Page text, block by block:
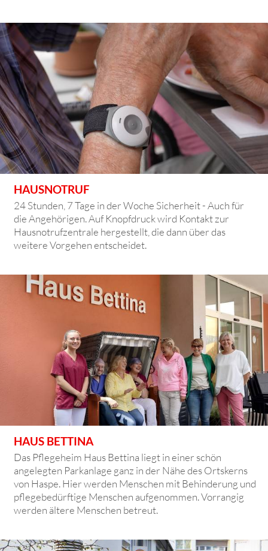
HAUSNOTRUF
24 Stunden, 7 Tage in der Woche Sicherheit - Auch für
die Angehörigen. Auf Knopfdruck wird Kontakt zur
Hausnotrufzentrale hergestellt, die dann über das
weitere Vorgehen entscheidet.
HAUS BETTINA
Das Pflegeheim Haus Bettina liegt in einer schön
angelegten Parkanlage ganz in der Nähe des Ortskerns
von Haspe. Hier werden Menschen mit Behinderung und
pflegebedürftige Menschen aufgenommen. Vorrangig
werden ältere Menschen betreut.